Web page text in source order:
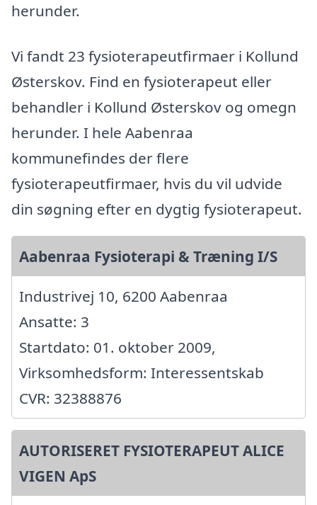
herunder.
Vi fandt 23 fysioterapeutfirmaer i Kollund
Østerskov. Find en fysioterapeut eller
behandler i Kollund Østerskov og omegn
herunder. I hele Aabenraa
kommunefindes der flere
fysioterapeutfirmaer, hvis du vil udvide
din søgning efter en dygtig fysioterapeut.
Aabenraa Fysioterapi & Træning I/S
Industrivej 10, 6200 Aabenraa
Ansatte: 3
Startdato: 01. oktober 2009,
Virksomhedsform: Interessentskab
CVR: 32388876
AUTORISERET FYSIOTERAPEUT ALICE
VIGEN ApS